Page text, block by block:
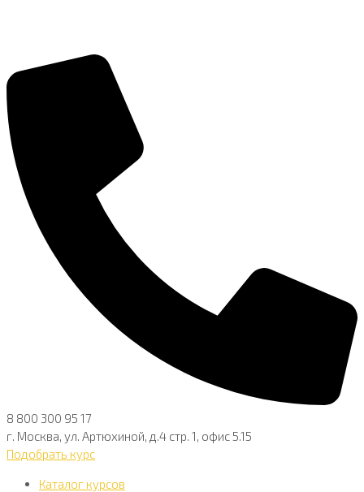
8 800 300 95 17
г. Москва, ул. Артюхиной, д.4 стр. 1, офис 5.15
Подобрать курс
Каталог курсов